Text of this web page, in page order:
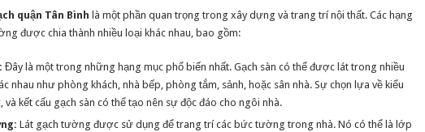
quận Tân Bình là một phần quan trọng trong xây dựng và trang trí nội thất. Các hạng
được chia thành nhiều loại khác nhau, bao gồm:
Đây là một trong những hạng mục phổ biến nhất. Gạch sàn có thể được lát trong nhiều
nhau như phòng khách, nhà bếp, phòng tắm, sảnh, hoặc sân nhà. Sự chọn lựa về kiểu
và kết cấu gạch sàn có thể tạo nên sự độc đáo cho ngôi nhà.
Lát gạch tường được sử dụng để trang trí các bức tường trong nhà. Nó có thể là lớp